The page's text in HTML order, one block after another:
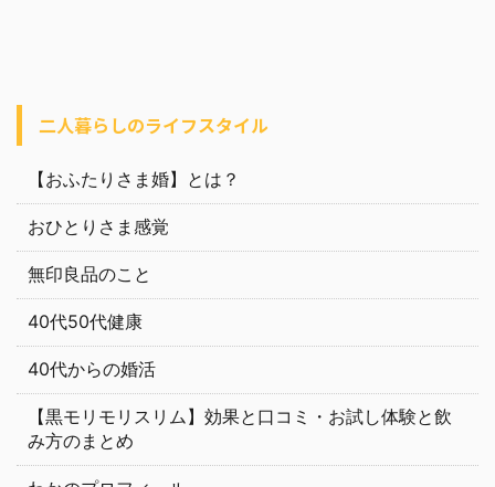
二人暮らしのライフスタイル
【おふたりさま婚】とは？
おひとりさま感覚
無印良品のこと
40代50代健康
40代からの婚活
【黒モリモリスリム】効果と口コミ・お試し体験と飲
み方のまとめ